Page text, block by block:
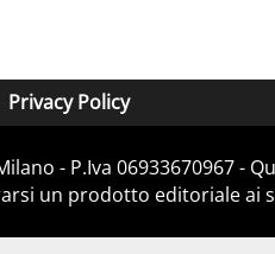
Privacy Policy
- P.Iva 06933670967 -
un prodotto editoriale ai